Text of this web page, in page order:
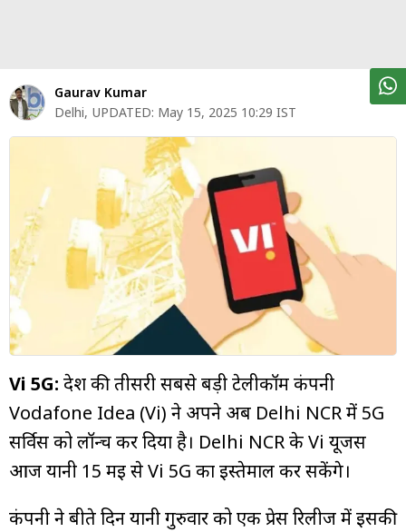
बिजनेस
न्यूज
वीडियो
म्यूचुअल
Gaurav Kumar
Delhi, UPDATED: May 15, 2025 10:29 IST
Vi 5G: देश की तीसरी सबसे बड़ी टेलीकॉम कंपनी
Vodafone Idea (Vi) ने अपने अब Delhi NCR में 5G
सर्विस को लॉन्च कर दिया है। Delhi NCR के Vi यूजर्स
आज यानी 15 मई से Vi 5G का इस्तेमाल कर सकेंगे।
कंपनी ने बीते दिन यानी गुरुवार को एक प्रेस रिलीज में इसकी